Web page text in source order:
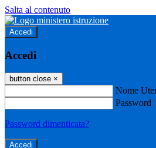
Salta al contenuto
Accedi
Accedi
button close ×
Nome
Password
Password dimenticata?